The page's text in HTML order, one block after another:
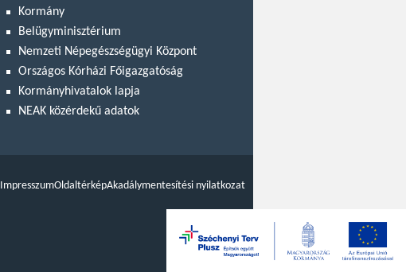
Kormány
Belügyminisztérium
Nemzeti Népegészségügyi Központ
Országos Kórházi Főigazgatóság
Kormányhivatalok lapja
NEAK közérdekű adatok
ImpresszumOldaltérképAkadálymentesítési nyilatkozat